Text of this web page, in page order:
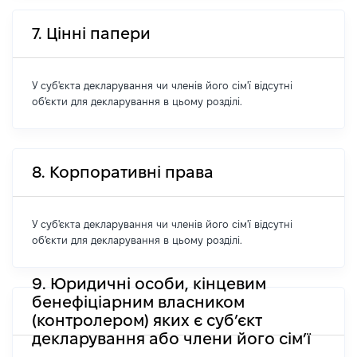
7. Цінні папери
У суб'єкта декларування чи членів його сім'ї відсутні
об'єкти для декларування в цьому розділі.
8. Корпоративні права
У суб'єкта декларування чи членів його сім'ї відсутні
об'єкти для декларування в цьому розділі.
9. Юридичні особи, кінцевим
бенефіціарним власником
(контролером) яких є суб’єкт
декларування або члени його сім’ї